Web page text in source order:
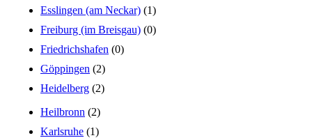
Esslingen (am Neckar) (1)
Freiburg (im Breisgau) (0)
Friedrichshafen (0)
Göppingen (2)
Heidelberg (2)
Heilbronn (2)
Karlsruhe (1)